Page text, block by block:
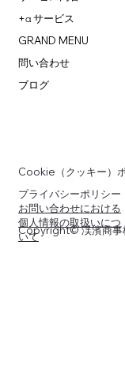
+α サービス
GRAND MENU
問い合わせ
ブログ
Cookie（クッキー）
プライバシーポリシー
お問い合わせにおける
個人情報の取扱いにつ
いて
Copyright© 渓濱商事